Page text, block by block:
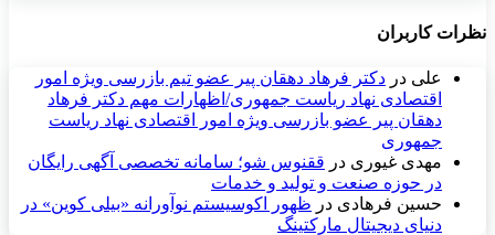
نظرات کاربران
علی در دکتر فرهاد دهقان پیر عضو تيم بازرسی ويژه امور
اقتصادی نهاد رياست جمهوری/اظهارات مهم دکتر فرهاد
دهقان پیر عضو بازرسی ویژه امور اقتصادی نهاد ریاست
جمهوری
مهدی غیوری در ققنوس شو؛ سامانه تخصصی آگهی رایگان
در حوزه صنعت و تولید و خدمات
حسین فرهادی در ظهور اکوسیستم نوآورانه «بیلی کوین» در
دنیای دیجیتال مارکتینگ